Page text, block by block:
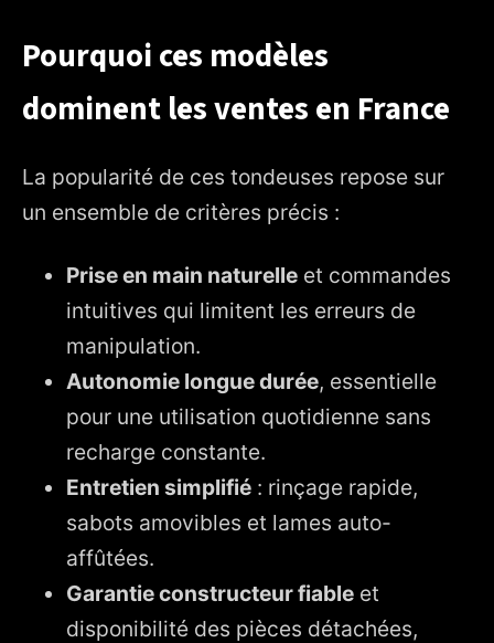
Pourquoi ces modèles
dominent les ventes en France
La popularité de ces tondeuses repose sur
un ensemble de critères précis :
Prise en main naturelle et commandes
intuitives qui limitent les erreurs de
manipulation.
Autonomie longue durée, essentielle
pour une utilisation quotidienne sans
recharge constante.
Entretien simplifié : rinçage rapide,
sabots amovibles et lames auto-
affûtées.
Garantie constructeur fiable et
disponibilité des pièces détachées,